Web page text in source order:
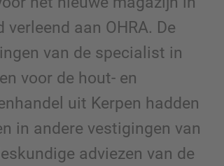
verleend aan OHRA. De
van de specialist in
voor de hout- en
uit Kerpen hadden
in andere vestigingen van
adviezen van de